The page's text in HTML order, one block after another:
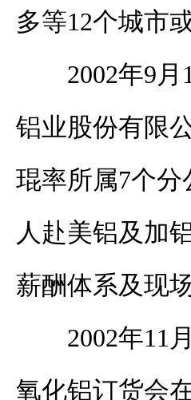
多等12个城市
2002年9
铝业股份有限
琨率所属7个
人赴美铝及加
薪酬体系及现
2002年11
氧化铝订货会